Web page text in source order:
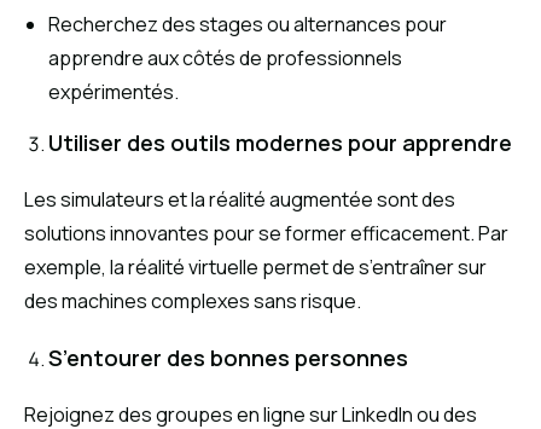
Recherchez des stages ou alternances pour
apprendre aux côtés de professionnels
expérimentés.
Utiliser des outils modernes pour apprendre
Les simulateurs et la réalité augmentée sont des
solutions innovantes pour se former efficacement. Par
exemple, la réalité virtuelle permet de s’entraîner sur
des machines complexes sans risque.
S’entourer des bonnes personnes
Rejoignez des groupes en ligne sur LinkedIn ou des